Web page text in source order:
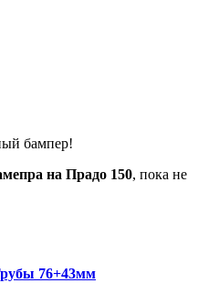
бампер!
на Прадо 150, пока не
76+43мм